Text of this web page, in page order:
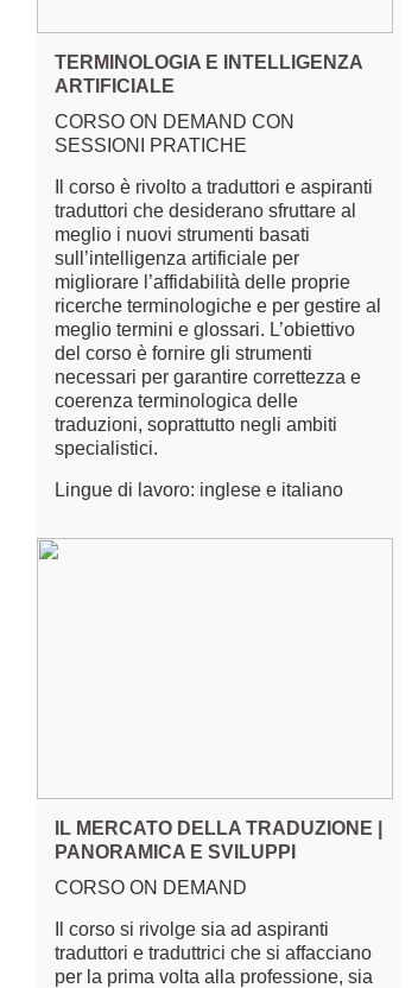
TERMINOLOGIA E INTELLIGENZA
ARTIFICIALE
CORSO ON DEMAND CON
SESSIONI PRATICHE
Il corso è rivolto a traduttori e aspiranti
traduttori che desiderano sfruttare al
meglio i nuovi strumenti basati
sull’intelligenza artificiale per
migliorare l’affidabilità delle proprie
ricerche terminologiche e per gestire al
meglio termini e glossari. L’obiettivo
del corso è fornire gli strumenti
necessari per garantire correttezza e
coerenza terminologica delle
traduzioni, soprattutto negli ambiti
specialistici.
Lingue di lavoro: inglese e italiano
IL MERCATO DELLA TRADUZIONE |
PANORAMICA E SVILUPPI
CORSO ON DEMAND
Il corso si rivolge sia ad aspiranti
traduttori e traduttrici che si affacciano
per la prima volta alla professione, sia